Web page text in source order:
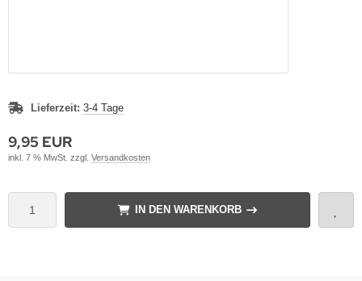
Lieferzeit: 3-4 Tage
9,95 EUR
inkl. 7 % MwSt. zzgl. Versandkosten
IN DEN WARENKORB